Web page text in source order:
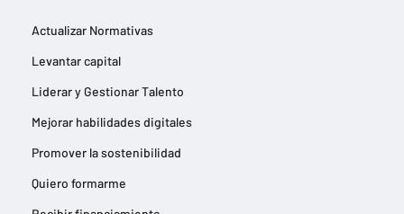
Actualizar Normativas
Levantar capital
Liderar y Gestionar Talento
Mejorar habilidades digitales
Promover la sostenibilidad
Quiero formarme